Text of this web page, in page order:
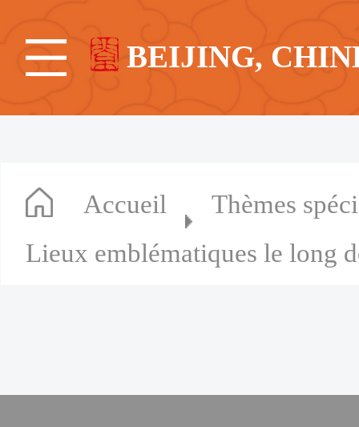
BEIJING,
Accueil
Thèmes
Lieux emblématiques le long